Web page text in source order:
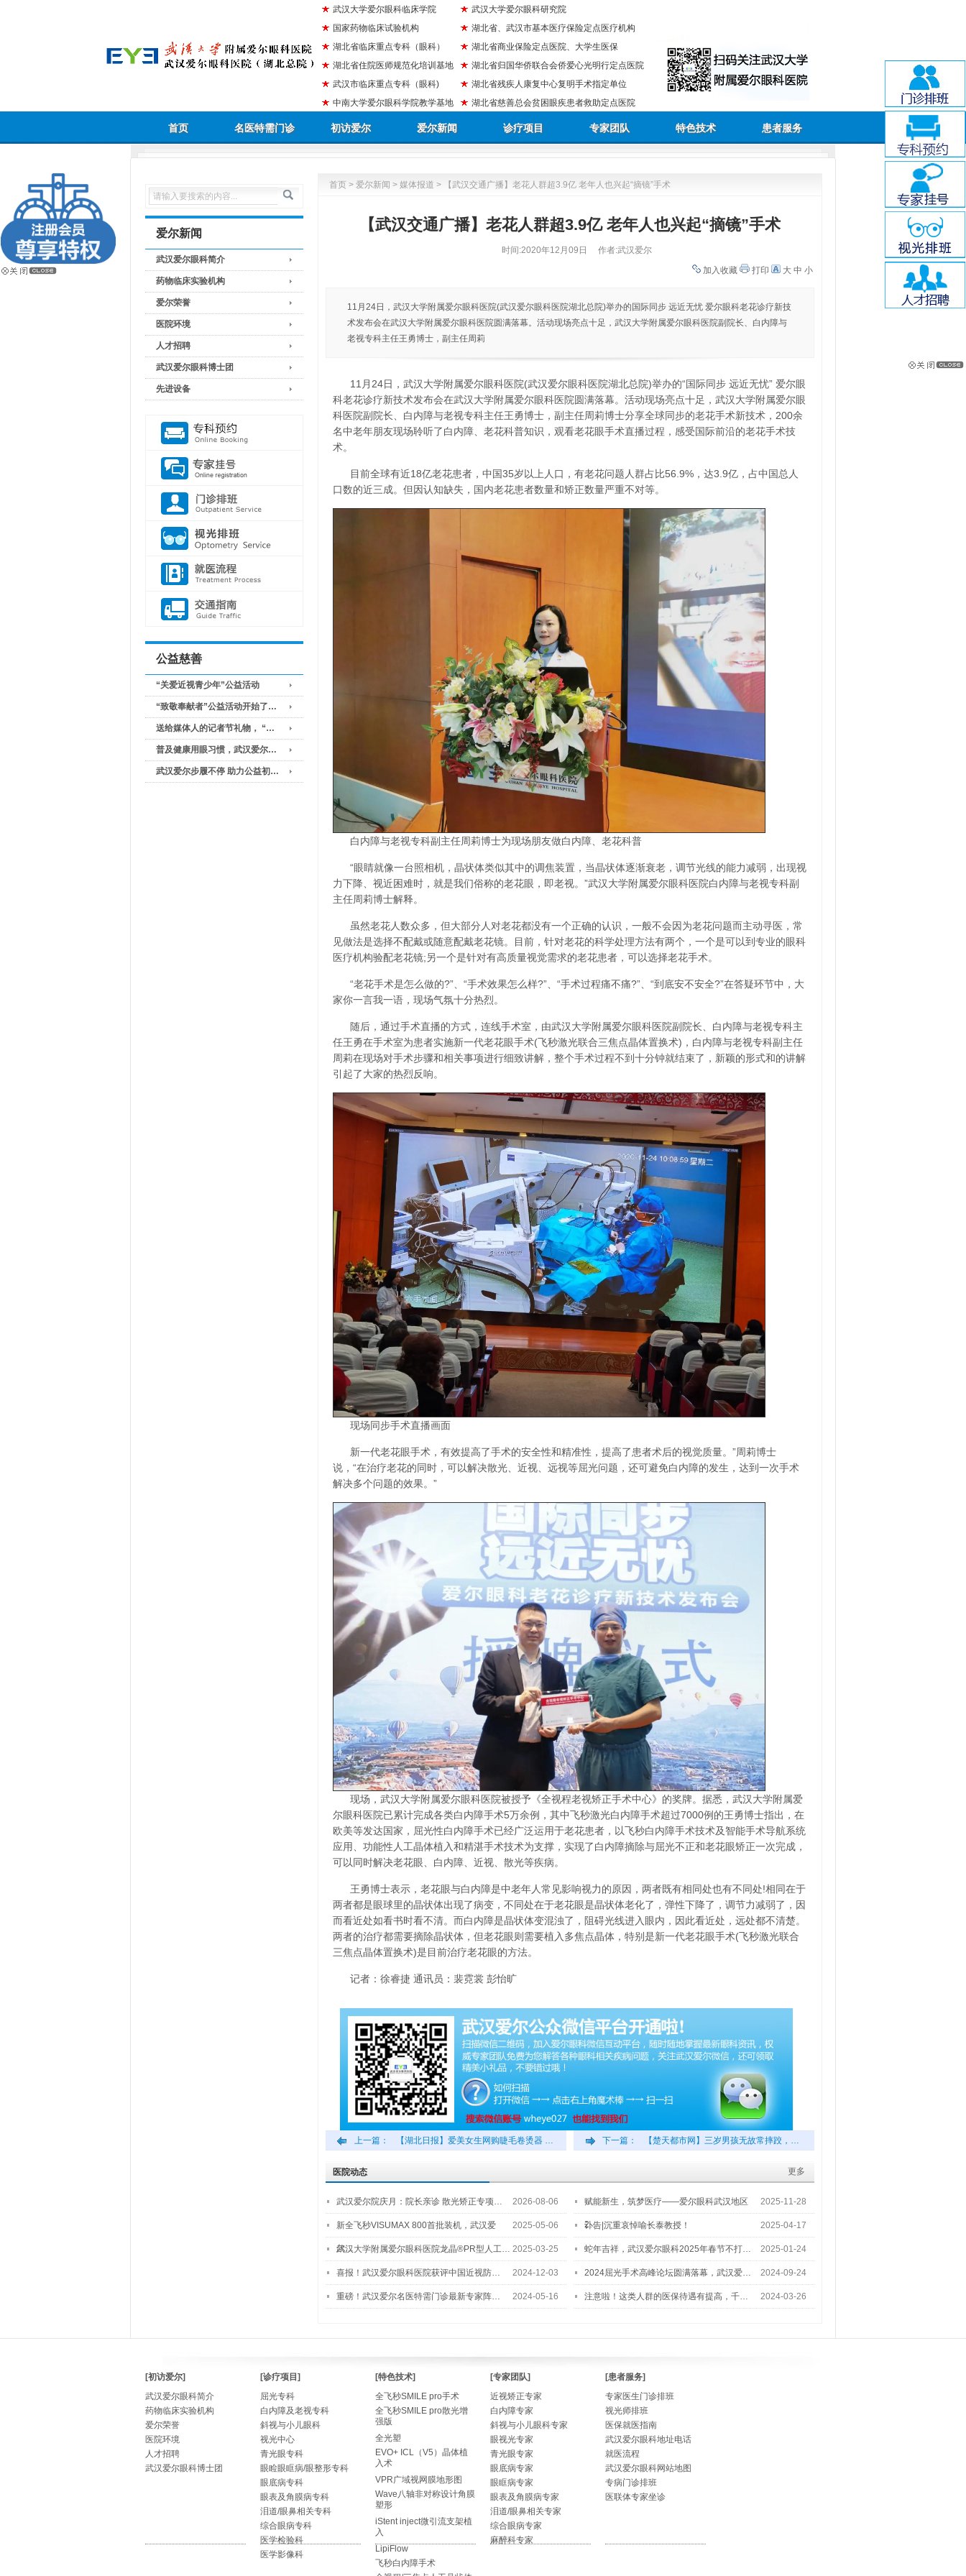
武汉大学爱尔眼科临床学院
国家药物临床试验机构
湖北省临床重点专科（眼科）
湖北省住院医师规范化培训基地
武汉市临床重点专科（眼科)
中南大学爱尔眼科学院教学基地
武汉大学爱尔眼科研究院
湖北省、武汉市基本医疗保险定点医疗机构
湖北省商业保险定点医院、大学生医保
湖北省归国华侨联合会侨爱心光明行定点医院
湖北省残疾人康复中心复明手术指定单位
湖北省慈善总会贫困眼疾患者救助定点医院
首页 名医特需门诊 初访爱尔 爱尔新闻 诊疗项目 专家团队 特色技术 患者服务
爱尔新闻
武汉爱尔眼科简介
药物临床实验机构
爱尔荣誉
医院环境
人才招聘
武汉爱尔眼科博士团
先进设备
公益慈善
“关爱近视青少年”公益活动
“致敬奉献者”公益活动开始了…
送给媒体人的记者节礼物， “…
普及健康用眼习惯，武汉爱尔…
武汉爱尔步履不停 助力公益初…
首页 > 爱尔新闻 > 媒体报道 > 【武汉交通广播】老花人群超3.9亿 老年人也兴起“摘镜”手术
【武汉交通广播】老花人群超3.9亿 老年人也兴起“摘镜”手术
时间:2020年12月09日
作者:武汉爱尔
加入收藏
打印 大 中 小
11月24日，武汉大学附属爱尔眼科医院(武汉爱尔眼科医院湖北总院)举办的国际同步 远近无忧 爱尔眼科老花诊疗新技
术发布会在武汉大学附属爱尔眼科医院圆满落幕。活动现场亮点十足，武汉大学附属爱尔眼科医院副院长、白内障与
老视专科主任王勇博士，副主任周莉
11月24日，武汉大学附属爱尔眼科医院(武汉爱尔眼科医院湖北总院)举办的“国际同步 远近无忧” 爱尔眼
科老花诊疗新技术发布会在武汉大学附属爱尔眼科医院圆满落幕。活动现场亮点十足，武汉大学附属爱尔眼
科医院副院长、白内障与老视专科主任王勇博士，副主任周莉博士分享全球同步的老花手术新技术，200余
名中老年朋友现场聆听了白内障、老花科普知识，观看老花眼手术直播过程，感受国际前沿的老花手术技
术。
目前全球有近18亿老花患者，中国35岁以上人口，有老花问题人群占比56.9%，达3.9亿，占中国总人
口数的近三成。但因认知缺失，国内老花患者数量和矫正数量严重不对等。
白内障与老视专科副主任周莉博士为现场朋友做白内障、老花科普
“眼睛就像一台照相机，晶状体类似其中的调焦装置，当晶状体逐渐衰老，调节光线的能力减弱，出现视
力下降、视近困难时，就是我们俗称的老花眼，即老视。”武汉大学附属爱尔眼科医院白内障与老视专科副
主任周莉博士解释。
虽然老花人数众多，但大部分人对老花都没有一个正确的认识，一般不会因为老花问题而主动寻医，常
见做法是选择不配戴或随意配戴老花镜。目前，针对老花的科学处理方法有两个，一个是可以到专业的眼科
医疗机构验配老花镜;另一个是针对有高质量视觉需求的老花患者，可以选择老花手术。
“老花手术是怎么做的?”、“手术效果怎么样?”、“手术过程痛不痛?”、“到底安不安全?”在答疑环节中，大
家你一言我一语，现场气氛十分热烈。
随后，通过手术直播的方式，连线手术室，由武汉大学附属爱尔眼科医院副院长、白内障与老视专科主
任王勇在手术室为患者实施新一代老花眼手术(飞秒激光联合三焦点晶体置换术)，白内障与老视专科副主任
周莉在现场对手术步骤和相关事项进行细致讲解，整个手术过程不到十分钟就结束了，新颖的形式和的讲解
引起了大家的热烈反响。
现场同步手术直播画面
新一代老花眼手术，有效提高了手术的安全性和精准性，提高了患者术后的视觉质量。”周莉博士
说，“在治疗老花的同时，可以解决散光、近视、远视等屈光问题，还可避免白内障的发生，达到一次手术
解决多个问题的效果。”
现场，武汉大学附属爱尔眼科医院被授予《全视程老视矫正手术中心》的奖牌。据悉，武汉大学附属爱
尔眼科医院已累计完成各类白内障手术5万余例，其中飞秒激光白内障手术超过7000例的王勇博士指出，在
欧美等发达国家，屈光性白内障手术已经广泛运用于老花患者，以飞秒白内障手术技术及智能手术导航系统
应用、功能性人工晶体植入和精湛手术技术为支撑，实现了白内障摘除与屈光不正和老花眼矫正一次完成，
可以同时解决老花眼、白内障、近视、散光等疾病。
王勇博士表示，老花眼与白内障是中老年人常见影响视力的原因，两者既有相同处也有不同处!相同在于
两者都是眼球里的晶状体出现了病变，不同处在于老花眼是晶状体老化了，弹性下降了，调节力减弱了，因
而看近处如看书时看不清。而白内障是晶状体变混浊了，阻碍光线进入眼内，因此看近处，远处都不清楚。
两者的治疗都需要摘除晶状体，但老花眼则需要植入多焦点晶体，特别是新一代老花眼手术(飞秒激光联合
三焦点晶体置换术)是目前治疗老花眼的方法。
记者：徐睿捷 通讯员：裴霓裳 彭怡旷
上一篇： 【湖北日报】爱美女生网购睫毛卷烫器 … 下一篇： 【楚天都市网】三岁男孩无故常摔跤，…
更多
医院动态
武汉爱尔院庆月：院长亲诊 散光矫正专项… 2026-08-06 赋能新生，筑梦医疗——爱尔眼科武汉地区
2…
2025-11-28
新全飞秒VISUMAX 800首批装机，武汉爱
尔…
2025-05-06 讣告|沉重哀悼喻长泰教授！ 2025-04-17
武汉大学附属爱尔眼科医院龙晶®PR型人工… 2025-03-25 蛇年吉祥，武汉爱尔眼科2025年春节不打… 2025-01-24
喜报！武汉爱尔眼科医院获评中国近视防… 2024-12-03 2024屈光手术高峰论坛圆满落幕，武汉爱… 2024-09-24
重磅！武汉爱尔名医特需门诊最新专家阵… 2024-05-16 注意啦！这类人群的医保待遇有提高，千… 2024-03-26
[初访爱尔]
武汉爱尔眼科简介
药物临床实验机构
爱尔荣誉
医院环境
人才招聘
武汉爱尔眼科博士团
[诊疗项目]
屈光专科
白内障及老视专科
斜视与小儿眼科
视光中心
青光眼专科
眼睑眼眶病/眼整形专科
眼底病专科
眼表及角膜病专科
泪道/眼鼻相关专科
综合眼病专科
医学检验科
医学影像科
[特色技术]
全飞秒SMILE pro手术
全飞秒SMILE pro散光增
强版
全光塑
EVO+ ICL（V5）晶体植
入术
VPR广域视网膜地形图
Wave八轴非对称设计角膜
塑形
iStent inject微引流支架植
入
LipiFlow
飞秒白内障手术
[专家团队]
近视矫正专家
白内障专家
斜视与小儿眼科专家
眼视光专家
青光眼专家
眼底病专家
眼眶病专家
眼表及角膜病专家
泪道/眼鼻相关专家
综合眼病专家
麻醉科专家
[患者服务]
专家医生门诊排班
视光师排班
医保就医指南
武汉爱尔眼科地址电话
就医流程
武汉爱尔眼科网站地图
专病门诊排班
医联体专家坐诊